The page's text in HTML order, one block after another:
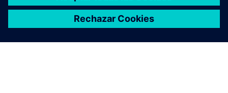
simular las condiciones reales del proceso. Estos modelos
matemáticos del proceso físico, combinados con los datos
históricos y en tiempo real de la planta, ayudan a los
operadores a obtener una mejor visibilidad del estado de